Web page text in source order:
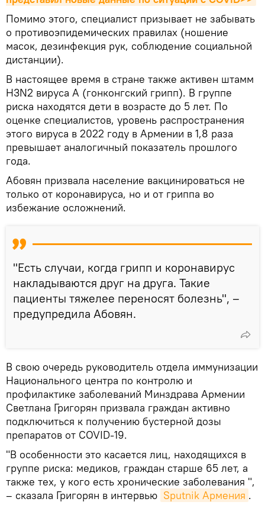
Помимо этого, специалист призывает не забывать
о противоэпидемических правилах (ношение
масок, дезинфекция рук, соблюдение социальной
дистанции).
В настоящее время в стране также активен штамм
H3N2 вируса А (гонконгский грипп). В группе
риска находятся дети в возрасте до 5 лет. По
оценке специалистов, уровень распространения
этого вируса в 2022 году в Армении в 1,8 раза
превышает аналогичный показатель прошлого
года.
Абовян призвала население вакцинироваться не
только от коронавируса, но и от гриппа во
избежание осложнений.
"Есть случаи, когда грипп и коронавирус
накладываются друг на друга. Такие
пациенты тяжелее переносят болезнь", –
предупредила Абовян.
В свою очередь руководитель отдела иммунизации
Национального центра по контролю и
профилактике заболеваний Минздрава Армении
Светлана Григорян призвала граждан активно
подключиться к получению бустерной дозы
препаратов от COVID-19.
"В особенности это касается лиц, находящихся в
группе риска: медиков, граждан старше 65 лет, а
также тех, у кого есть хронические заболевания ",
– сказала Григорян в интервью Sputnik Армения .